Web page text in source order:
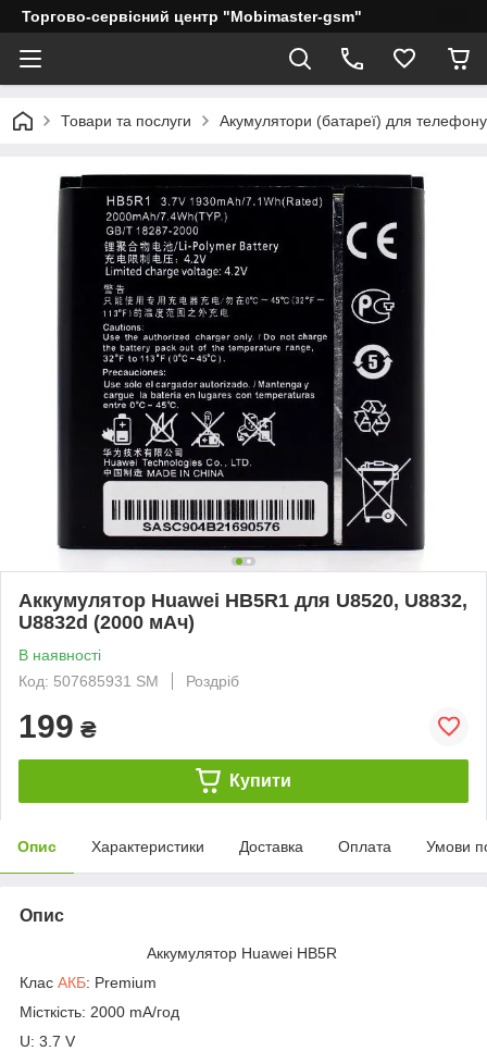
Торгово-сервісний центр "Mobimaster-gsm"
Товари та послуги Акумулятори (батареї) для телефону
Аккумулятор Huawei HB5R1 для U8520, U8832,
U8832d (2000 мАч)
В наявності
Код: 507685931 SM
Роздріб
199 ₴
Купити
Опис Характеристики Доставка Оплата Умови
Опис
Аккумулятор Huawei HB5R
Клас АКБ: Premium
Місткість: 2000 mA/год
U: 3.7 V